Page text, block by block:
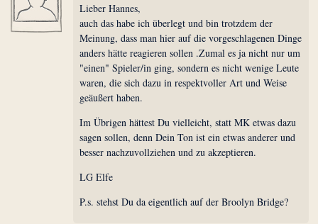
Lieber Hannes,
auch das habe ich überlegt und bin trotzdem der
Meinung, dass man hier auf die vorgeschlagenen Dinge
anders hätte reagieren sollen .Zumal es ja nicht nur um
"einen" Spieler/in ging, sondern es nicht wenige Leute
waren, die sich dazu in respektvoller Art und Weise
geäußert haben.
Im Übrigen hättest Du vielleicht, statt MK etwas dazu
sagen sollen, denn Dein Ton ist ein etwas anderer und
besser nachzuvollziehen und zu akzeptieren.
LG Elfe
P.s. stehst Du da eigentlich auf der Broolyn Bridge?